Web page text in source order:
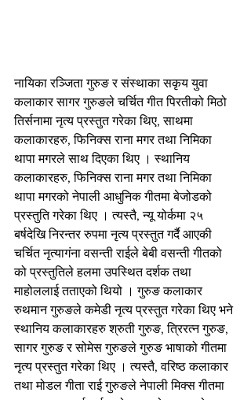
नायिका रञ्जिता गुरुङ र संस्थाका सकृय युवा
कलाकार सागर गुरुङले चर्चित गीत पिरतीको मिठो
तिर्सनामा नृत्य प्रस्तुत गरेका थिए, साथमा
कलाकारहरु, फिनिक्स राना मगर तथा निमिका
थापा मगरले साथ दिएका थिए । स्थानिय
कलाकारहरु, फिनिक्स राना मगर तथा निमिका
थापा मगरको नेपाली आधुनिक गीतमा बेजोडको
प्रस्तुति गरेका थिए । त्यस्तै, न्यू योर्कमा २५
बर्षदेखि निरन्तर रुपमा नृत्य प्रस्तुत गर्दै आएकी
चर्चित नृत्यागंना वसन्ती राईले बेबी वसन्ती गीतको
को प्रस्तुतिले हलमा उपस्थित दर्शक तथा
माहोललाई तताएको थियो । गुरुङ कलाकार
रुथमान गुरुङले कमेडी नृत्य प्रस्तुत गरेका थिए भने
स्थानिय कलाकारहरु श्रुती गुरुङ, त्रिरत्न गुरुङ,
सागर गुरुङ र सोमेस गुरुङले गुरुङ भाषाको गीतमा
नृत्य प्रस्तुत गरेका थिए । त्यस्तै, वरिष्ठ कलाकार
तथा मोडल गीता राई गुरुङले नेपाली मिक्स गीतमा